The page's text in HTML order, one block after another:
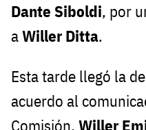
Dante Siboldi, por
aWiller Ditta.
Esta tarde llegó la
acuerdo al
Comisión, Willer